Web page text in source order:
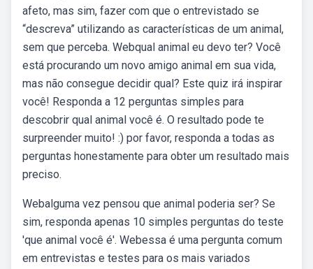
afeto, mas sim, fazer com que o entrevistado se
“descreva” utilizando as características de um animal,
sem que perceba. Webqual animal eu devo ter? Você
está procurando um novo amigo animal em sua vida,
mas não consegue decidir qual? Este quiz irá inspirar
você! Responda a 12 perguntas simples para
descobrir qual animal você é. O resultado pode te
surpreender muito! :) por favor, responda a todas as
perguntas honestamente para obter um resultado mais
preciso.
Webalguma vez pensou que animal poderia ser? Se
sim, responda apenas 10 simples perguntas do teste
'que animal você é'. Webessa é uma pergunta comum
em entrevistas e testes para os mais variados